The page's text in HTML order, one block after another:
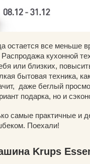
остается все меньше
кухонной
или близких,
бытовая техника,
даже беглый
подарка, но и
самые практичные и
Поехали!
Krups